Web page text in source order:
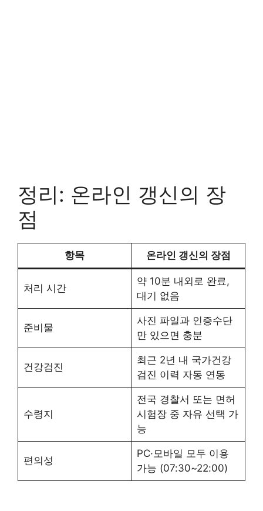
정리: 온라인 갱신의 장
점
항목 온라인 갱신의 장점
처리 시간
약 10분 내외로 완료,
대기 없음
준비물
사진 파일과 인증수단
만 있으면 충분
건강검진
최근 2년 내 국가건강
검진 이력 자동 연동
수령지
전국 경찰서 또는 면허
시험장 중 자유 선택 가
능
편의성
PC·모바일 모두 이용
가능 (07:30~22:00)